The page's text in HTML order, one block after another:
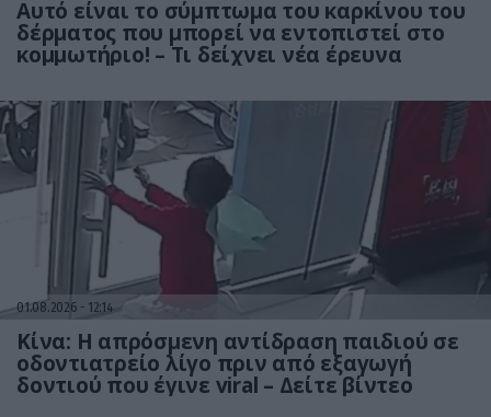
Αυτό είναι το σύμπτωμα του καρκίνου του
δέρματος που μπορεί να εντοπιστεί στο
κομμωτήριο! – Τι δείχνει νέα έρευνα
01.08.2026 12:14
Κίνα: Η απρόσμενη αντίδραση παιδιού σε
οδοντιατρείο λίγο πριν από εξαγωγή
δοντιού που έγινε viral – Δείτε βίντεο